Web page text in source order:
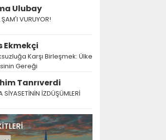
Ulubay
ŞAM'I VURUYOR!
Ekmekçi
Karşı Birleşmek: Ülke
Gereği
Tanrıverdi
SİYASETİNİN İZDÜŞÜMLERİ